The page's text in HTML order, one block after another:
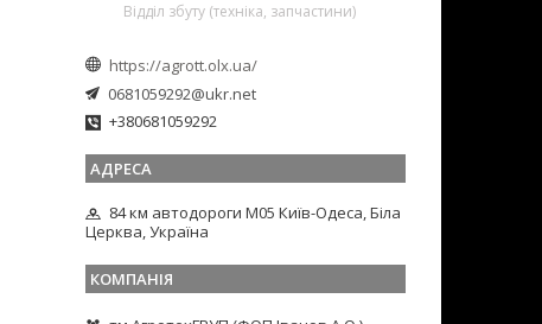
Відділ збуту (техніка, запчастини)
https://agrott.olx.ua/
0681059292@ukr.net
+380681059292
84 км автодороги М05 Київ-Одеса, Біла
Церква, Україна